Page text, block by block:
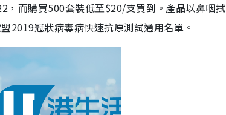
，而購買500套裝低至$20/支買到。產品以鼻咽
2019冠狀病毒病快速抗原測試通用名單。